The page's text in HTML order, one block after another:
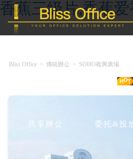
香蕉三级片,香蕉
共享辦公 委托&投
Bliss Office > 傳統辦公 > SOHO複興廣場